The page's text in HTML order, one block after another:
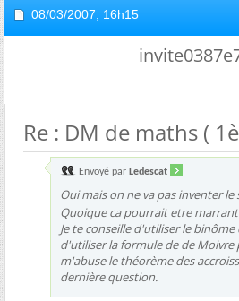
08/03/2007, 16h15
Re : DM de maths (
Envoyé par Ledescat
Oui mais on ne va pas inventer le
Quoique ca pourrait etre marrant
Je te conseille d'utiliser le
d'utiliser la formule de de Moivre
m'abuse le théorème des
dernière question.